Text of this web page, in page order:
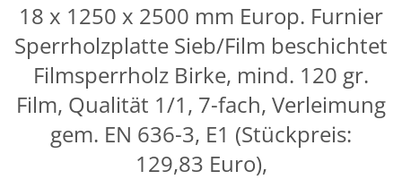
18 x 1250 x 2500 mm Europ. Furnier
Sperrholzplatte Sieb/Film beschichtet
Filmsperrholz Birke, mind. 120 gr.
Film, Qualität 1/1, 7-fach, Verleimung
gem. EN 636-3, E1 (Stückpreis:
129,83 Euro),